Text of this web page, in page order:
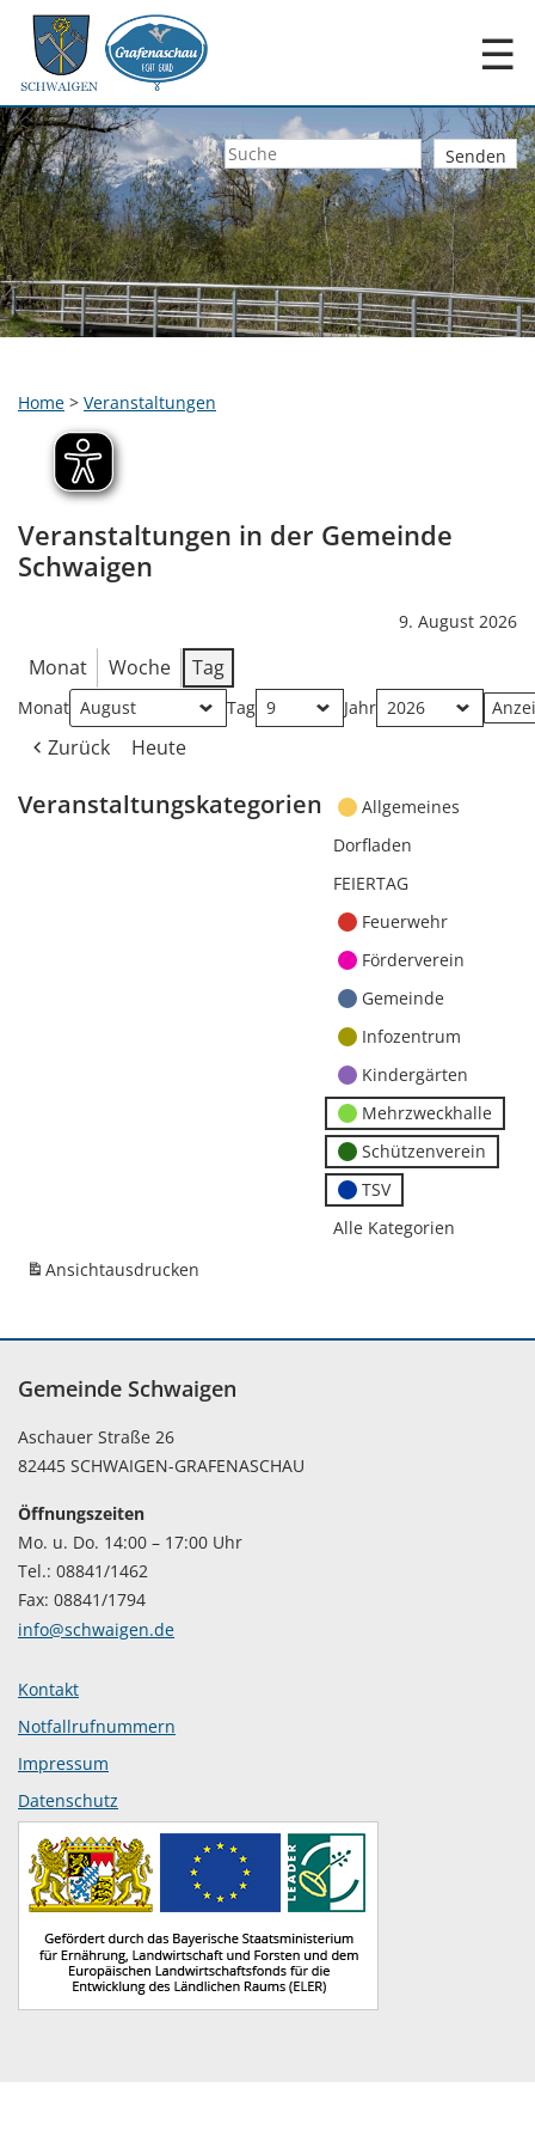
☰
Home > Veranstaltungen
Veranstaltungen in der Gemeinde
Schwaigen
9. August 2026
Monat Woche Tag
Monat Tag Jahr
Zurück Heute
Veranstaltungskategorien
Allgemeines
Dorfladen
FEIERTAG
Feuerwehr
Förderverein
Gemeinde
Infozentrum
Kindergärten
Mehrzweckhalle
Schützenverein
TSV
Alle Kategorien
Ansichtausdrucken
Gemeinde Schwaigen
Aschauer Straße 26
82445 SCHWAIGEN-GRAFENASCHAU
Öffnungszeiten
Mo. u. Do. 14:00 – 17:00 Uhr
Tel.: 08841/1462
Fax: 08841/1794
info@schwaigen.de
Kontakt
Notfallrufnummern
Impressum
Datenschutz